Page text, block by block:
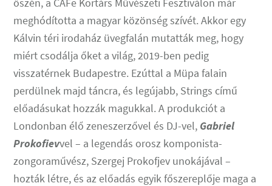
meghódította a magyar közönség szívét. Akkor egy
Kálvin téri irodaház üvegfalán mutatták meg, hogy
miért csodálja őket a világ, 2019-ben pedig
visszatérnek Budapestre. Ezúttal a Müpa falain
perdülnek majd táncra, és legújabb, Strings című
előadásukat hozzák magukkal. A produkciót a
Londonban élő zeneszerzővel és DJ-vel, Gabriel
Prokofievvel – a legendás orosz komponista-
zongoraművész, Szergej Prokofjev unokájával –
hozták létre, és az előadás egyik főszereplője maga a